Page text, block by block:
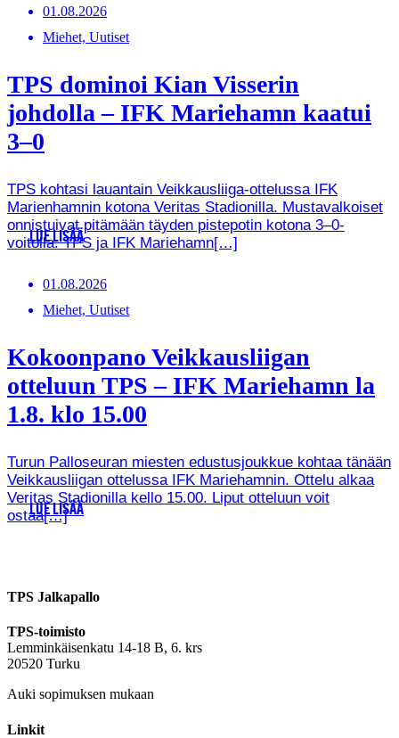
01.08.2026
Miehet, Uutiset
TPS dominoi Kian Visserin
johdolla – IFK Mariehamn kaatui
3–0
TPS kohtasi lauantain Veikkausliiga-ottelussa IFK
Marienhamnin kotona Veritas Stadionilla. Mustavalkoiset
onnistuivat pitämään täyden pistepotin kotona 3–0-
voitolla. TPS ja IFK Mariehamn[…]
LUE LISÄÄ
01.08.2026
Miehet, Uutiset
Kokoonpano Veikkausliigan
otteluun TPS – IFK Mariehamn la
1.8. klo 15.00
Turun Palloseuran miesten edustusjoukkue kohtaa tänään
Veikkausliigan ottelussa IFK Mariehamnin. Ottelu alkaa
Veritas Stadionilla kello 15.00. Liput otteluun voit
ostaa[…]
LUE LISÄÄ
TPS Jalkapallo
TPS-toimisto
Lemminkäisenkatu 14-18 B, 6. krs
20520 Turku
Auki sopimuksen mukaan
Linkit